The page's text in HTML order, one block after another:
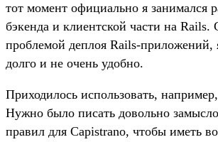
тот момент официально я занимался
бэкенда и клиентской части на
проблемой деплоя Rails-приложений,
долго и не очень удобно.
Приходилось использовать,
Нужно было писать довольно
правил для Capistrano, чтобы иметь